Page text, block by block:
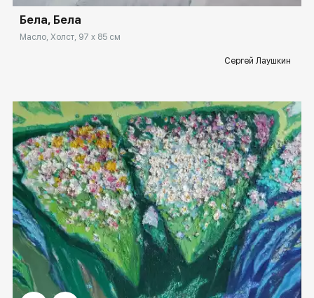
Бела, Бела
Масло, Холст, 97 x 85 см
Сергей Лаушкин
Домен: ekb.rakovgallery.ru